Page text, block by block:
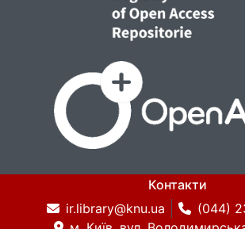
Контакти
ir.library@knu.ua
(044)